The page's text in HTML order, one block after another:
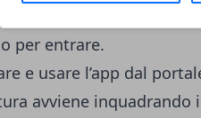
per entrare.
e usare l’app dal
avviene inquadrando